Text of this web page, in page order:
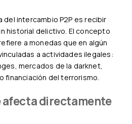
historial delictivo. El concepto
a monedas que en algún
a actividades ilegales:
mercados de la darknet,
financiación del terrorismo.